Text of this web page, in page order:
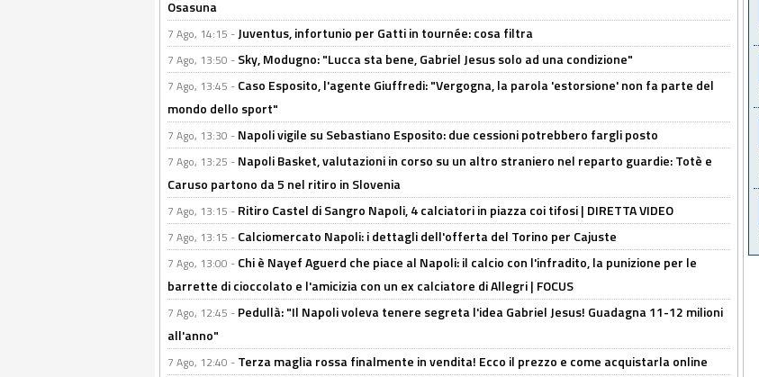
Osasuna
7 Ago, 14:15 - Juventus, infortunio per Gatti in tournée: cosa filtra
7 Ago, 13:50 - Sky, Modugno: "Lucca sta bene, Gabriel Jesus solo ad una condizione"
7 Ago, 13:45 - Caso Esposito, l'agente Giuffredi: "Vergogna, la parola 'estorsione' non fa parte del
mondo dello sport"
7 Ago, 13:30 - Napoli vigile su Sebastiano Esposito: due cessioni potrebbero fargli posto
7 Ago, 13:25 - Napoli Basket, valutazioni in corso su un altro straniero nel reparto guardie: Totè e
Caruso partono da 5 nel ritiro in Slovenia
7 Ago, 13:15 - Ritiro Castel di Sangro Napoli, 4 calciatori in piazza coi tifosi | DIRETTA VIDEO
7 Ago, 13:15 - Calciomercato Napoli: i dettagli dell'offerta del Torino per Cajuste
7 Ago, 13:00 - Chi è Nayef Aguerd che piace al Napoli: il calcio con l'infradito, la punizione per le
barrette di cioccolato e l'amicizia con un ex calciatore di Allegri | FOCUS
7 Ago, 12:45 - Pedullà: "Il Napoli voleva tenere segreta l'idea Gabriel Jesus! Guadagna 11-12 milioni
all'anno"
7 Ago, 12:40 - Terza maglia rossa finalmente in vendita! Ecco il prezzo e come acquistarla online